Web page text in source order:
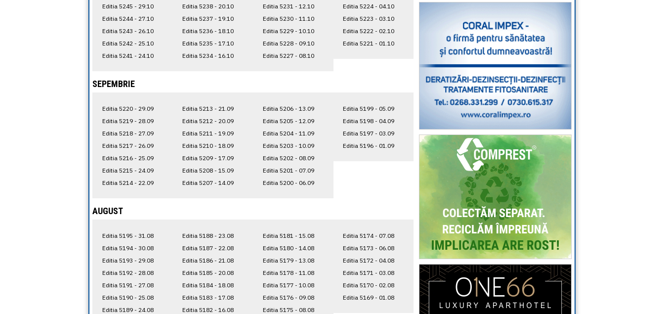
Editia 5245 - 29.10
Editia 5244 - 27.10
Editia 5243 - 26.10
Editia 5242 - 25.10
Editia 5241 - 24.10
Editia 5238 - 20.10
Editia 5237 - 19.10
Editia 5236 - 18.10
Editia 5235 - 17.10
Editia 5234 - 16.10
Editia 5231 - 12.10
Editia 5230 - 11.10
Editia 5229 - 10.10
Editia 5228 - 09.10
Editia 5227 - 08.10
Editia 5224 - 04.10
Editia 5223 - 03.10
Editia 5222 - 02.10
Editia 5221 - 01.10
SEPEMBRIE
Editia 5220 - 29.09
Editia 5219 - 28.09
Editia 5218 - 27.09
Editia 5217 - 26.09
Editia 5216 - 25.09
Editia 5215 - 24.09
Editia 5214 - 22.09
Editia 5213 - 21.09
Editia 5212 - 20.09
Editia 5211 - 19.09
Editia 5210 - 18.09
Editia 5209 - 17.09
Editia 5208 - 15.09
Editia 5207 - 14.09
Editia 5206 - 13.09
Editia 5205 - 12.09
Editia 5204 - 11.09
Editia 5203 - 10.09
Editia 5202 - 08.09
Editia 5201 - 07.09
Editia 5200 - 06.09
Editia 5199 - 05.09
Editia 5198 - 04.09
Editia 5197 - 03.09
Editia 5196 - 01.09
AUGUST
Editia 5195 - 31.08
Editia 5194 - 30.08
Editia 5193 - 29.08
Editia 5192 - 28.08
Editia 5191 - 27.08
Editia 5190 - 25.08
Editia 5189 - 24.08
Editia 5188 - 23.08
Editia 5187 - 22.08
Editia 5186 - 21.08
Editia 5185 - 20.08
Editia 5184 - 18.08
Editia 5183 - 17.08
Editia 5182 - 16.08
Editia 5181 - 15.08
Editia 5180 - 14.08
Editia 5179 - 13.08
Editia 5178 - 11.08
Editia 5177 - 10.08
Editia 5176 - 09.08
Editia 5175 - 08.08
Editia 5174 - 07.08
Editia 5173 - 06.08
Editia 5172 - 04.08
Editia 5171 - 03.08
Editia 5170 - 02.08
Editia 5169 - 01.08